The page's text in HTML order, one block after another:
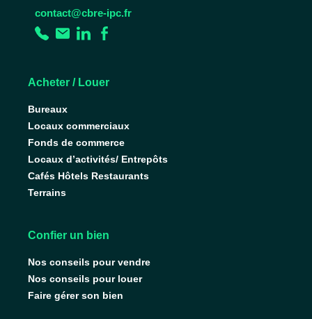
contact@cbre-ipc.fr
Acheter / Louer
Bureaux
Locaux commerciaux
Fonds de commerce
Locaux d’activités/ Entrepôts
Cafés Hôtels Restaurants
Terrains
Confier un bien
Nos conseils pour vendre
Nos conseils pour louer
Faire gérer son bien